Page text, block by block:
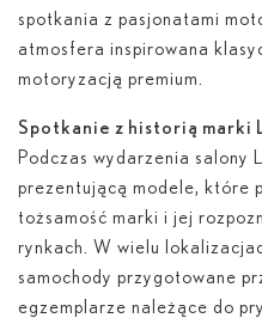
spotkania z pasjonatami
atmosfera inspirowana
motoryzacją premium.
Spotkanie z historią marki
Podczas wydarzenia salony
prezentującą modele, które
tożsamość marki i jej
rynkach. W wielu
samochody przygotowane
egzemplarze należące do